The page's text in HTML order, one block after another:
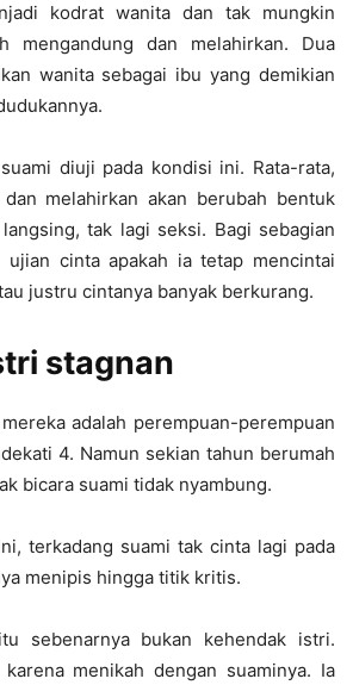
kodrat wanita dan tak mungkin
mengandung dan melahirkan. Dua
wanita sebagai ibu yang demikian
diuji pada kondisi ini. Rata-rata,
melahirkan akan berubah bentuk
tak lagi seksi. Bagi sebagian
ujian cinta apakah ia tetap mencintai
justru cintanya banyak berkurang.
stagnan
adalah perempuan-perempuan
4. Namun sekian tahun berumah
bicara suami tidak nyambung.
terkadang suami tak cinta lagi pada
menipis hingga titik kritis.
sebenarnya bukan kehendak istri.
menikah dengan suaminya. Ia